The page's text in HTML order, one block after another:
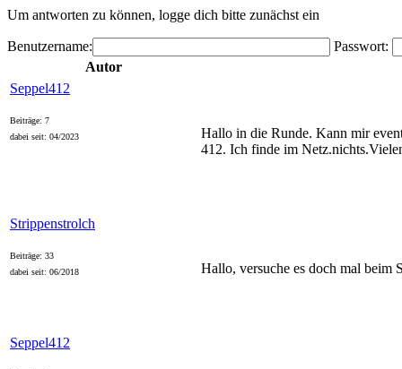
Um antworten zu können, logge dich bitte zunächst ein
Benutzername:
Passwort:
Autor
Seppel412
Beiträge: 7
dabei seit: 04/2023
Hallo in die Runde. Kann mir
412. Ich finde im
Strippenstrolch
Beiträge: 33
dabei seit: 06/2018
Hallo, versuche es doch mal beim
Seppel412